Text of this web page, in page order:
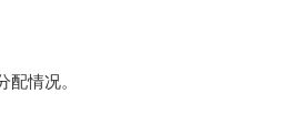
情况。